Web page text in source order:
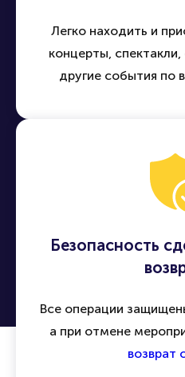
Легко находить и
концерты,
другие события по
Безопасность
Все операции
а при отмене
возврат